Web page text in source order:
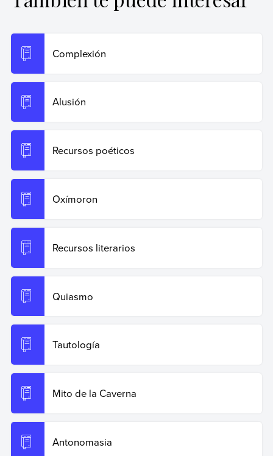
Equipo editorial, Etecé (15 de junio de 2025).Apóstrofe.
2026 de
Copiar cita
Complexión
Alusión
Recursos poéticos
Oxímoron
Recursos literarios
Quiasmo
Tautología
Mito de la Caverna
Antonomasia